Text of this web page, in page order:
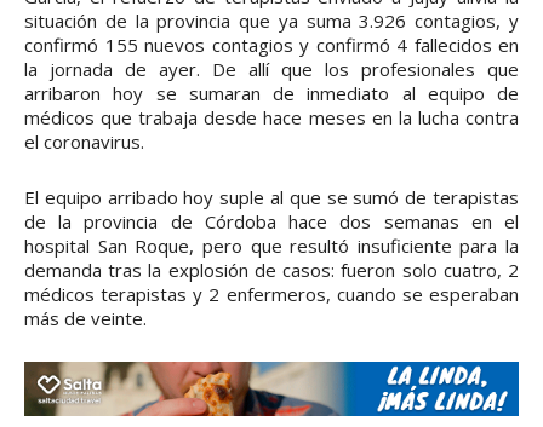
situación de la provincia que ya suma 3.926 contagios, y
confirmó 155 nuevos contagios y confirmó 4 fallecidos en
la jornada de ayer. De allí que los profesionales que
arribaron hoy se sumaran de inmediato al equipo de
médicos que trabaja desde hace meses en la lucha contra
el coronavirus.
El equipo arribado hoy suple al que se sumó de terapistas
de la provincia de Córdoba hace dos semanas en el
hospital San Roque, pero que resultó insuficiente para la
demanda tras la explosión de casos: fueron solo cuatro, 2
médicos terapistas y 2 enfermeros, cuando se esperaban
más de veinte.